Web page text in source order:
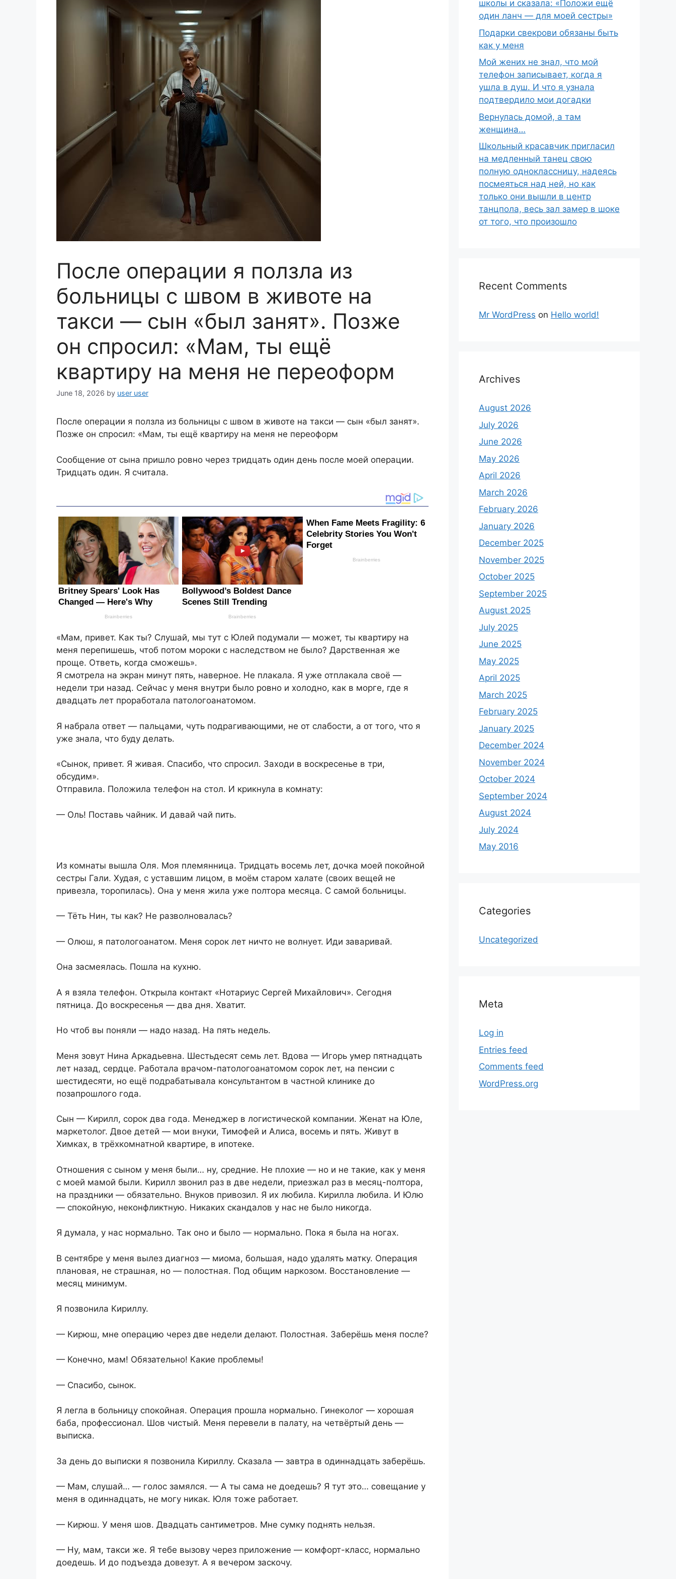
После операции я ползла из
больницы с швом в животе на
такси — сын «был занят». Позже
он спросил: «Мам, ты ещё
квартиру на меня не переоформ
June 18, 2026 by user user
После операции я ползла из больницы с швом в животе на такси — сын «был занят».
Позже он спросил: «Мам, ты ещё квартиру на меня не переоформ
Сообщение от сына пришло ровно через тридцать один день после моей операции.
Тридцать один. Я считала.
«Мам, привет. Как ты? Слушай, мы тут с Юлей подумали — может, ты квартиру на
меня перепишешь, чтоб потом мороки с наследством не было? Дарственная же
проще. Ответь, когда сможешь».
Я смотрела на экран минут пять, наверное. Не плакала. Я уже отплакала своё —
недели три назад. Сейчас у меня внутри было ровно и холодно, как в морге, где я
двадцать лет проработала патологоанатомом.
Я набрала ответ — пальцами, чуть подрагивающими, не от слабости, а от того, что я
уже знала, что буду делать.
«Сынок, привет. Я живая. Спасибо, что спросил. Заходи в воскресенье в три,
обсудим».
Отправила. Положила телефон на стол. И крикнула в комнату:
— Оль! Поставь чайник. И давай чай пить.
Из комнаты вышла Оля. Моя племянница. Тридцать восемь лет, дочка моей покойной
сестры Гали. Худая, с уставшим лицом, в моём старом халате (своих вещей не
привезла, торопилась). Она у меня жила уже полтора месяца. С самой больницы.
— Тёть Нин, ты как? Не разволновалась?
— Олюш, я патологоанатом. Меня сорок лет ничто не волнует. Иди заваривай.
Она засмеялась. Пошла на кухню.
А я взяла телефон. Открыла контакт «Нотариус Сергей Михайлович». Сегодня
пятница. До воскресенья — два дня. Хватит.
Но чтоб вы поняли — надо назад. На пять недель.
Меня зовут Нина Аркадьевна. Шестьдесят семь лет. Вдова — Игорь умер пятнадцать
лет назад, сердце. Работала врачом-патологоанатомом сорок лет, на пенсии с
шестидесяти, но ещё подрабатывала консультантом в частной клинике до
позапрошлого года.
Сын — Кирилл, сорок два года. Менеджер в логистической компании. Женат на Юле,
маркетолог. Двое детей — мои внуки, Тимофей и Алиса, восемь и пять. Живут в
Химках, в трёхкомнатной квартире, в ипотеке.
Отношения с сыном у меня были… ну, средние. Не плохие — но и не такие, как у меня
с моей мамой были. Кирилл звонил раз в две недели, приезжал раз в месяц-полтора,
на праздники — обязательно. Внуков привозил. Я их любила. Кирилла любила. И Юлю
— спокойную, неконфликтную. Никаких скандалов у нас не было никогда.
Я думала, у нас нормально. Так оно и было — нормально. Пока я была на ногах.
В сентябре у меня вылез диагноз — миома, большая, надо удалять матку. Операция
плановая, не страшная, но — полостная. Под общим наркозом. Восстановление —
месяц минимум.
Я позвонила Кириллу.
— Кирюш, мне операцию через две недели делают. Полостная. Заберёшь меня после?
— Конечно, мам! Обязательно! Какие проблемы!
— Спасибо, сынок.
Я легла в больницу спокойная. Операция прошла нормально. Гинеколог — хорошая
баба, профессионал. Шов чистый. Меня перевели в палату, на четвёртый день —
выписка.
За день до выписки я позвонила Кириллу. Сказала — завтра в одиннадцать заберёшь.
— Мам, слушай… — голос замялся. — А ты сама не доедешь? Я тут это… совещание у
меня в одиннадцать, не могу никак. Юля тоже работает.
— Кирюш. У меня шов. Двадцать сантиметров. Мне сумку поднять нельзя.
— Ну, мам, такси же. Я тебе вызову через приложение — комфорт-класс, нормально
доедешь. И до подъезда довезут. А я вечером заскочу.
школы и сказала: «Положи ещё
один ланч — для моей сестры»
Подарки свекрови обязаны быть
как у меня
Мой жених не знал, что мой
телефон записывает, когда я
ушла в душ. И что я узнала
подтвердило мои догадки
Вернулась домой, а там
женщина…
Школьный красавчик пригласил
на медленный танец свою
полную одноклассницу, надеясь
посмеяться над ней, но как
только они вышли в центр
танцпола, весь зал замер в шоке
от того, что произошло
Recent Comments
Mr WordPress on Hello world!
Archives
August 2026
July 2026
June 2026
May 2026
April 2026
March 2026
February 2026
January 2026
December 2025
November 2025
October 2025
September 2025
August 2025
July 2025
June 2025
May 2025
April 2025
March 2025
February 2025
January 2025
December 2024
November 2024
October 2024
September 2024
August 2024
July 2024
May 2016
Categories
Uncategorized
Meta
Log in
Entries feed
Comments feed
WordPress.org